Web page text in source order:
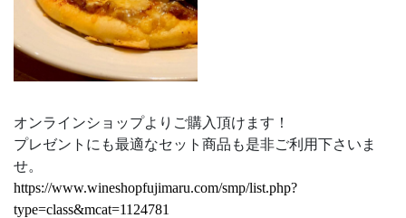
オンラインショップよりご購入頂けます！
プレゼントにも最適なセット商品も是非ご利用下さいま
せ。
https://www.wineshopfujimaru.com/smp/list.php?
type=class&mcat=1124781